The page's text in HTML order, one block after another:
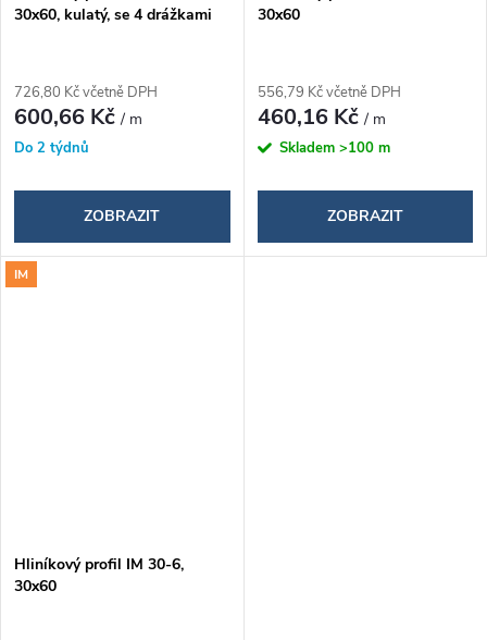
30x60, kulatý, se 4 drážkami
726,80 Kč včetně DPH
600,66 Kč/ m
Do 2 týdnů
ZOBRAZIT
30x60
556,79 Kč včetně DPH
460,16 Kč/ m
Skladem >100 m
ZOBRAZIT
IM
Hliníkový profil IM 30-6,
30x60